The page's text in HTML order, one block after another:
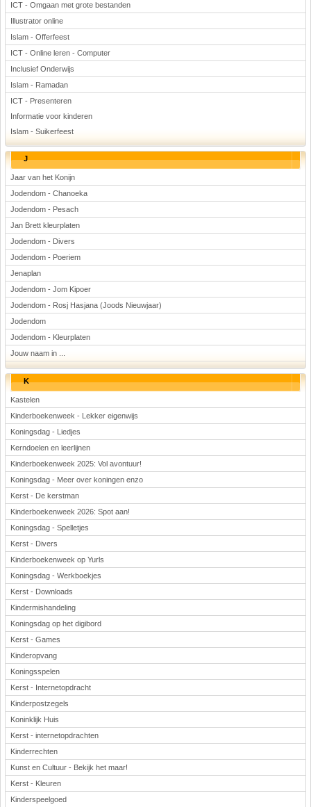
ICT - Omgaan met grote bestanden
Illustrator online
Islam - Offerfeest
ICT - Online leren - Computer
Inclusief Onderwijs
Islam - Ramadan
ICT - Presenteren
Informatie voor kinderen
Islam - Suikerfeest
J
Jaar van het Konijn
Jodendom - Chanoeka
Jodendom - Pesach
Jan Brett kleurplaten
Jodendom - Divers
Jodendom - Poeriem
Jenaplan
Jodendom - Jom Kipoer
Jodendom - Rosj Hasjana (Joods Nieuwjaar)
Jodendom
Jodendom - Kleurplaten
Jouw naam in ...
K
Kastelen
Kinderboekenweek - Lekker eigenwijs
Koningsdag - Liedjes
Kerndoelen en leerlijnen
Kinderboekenweek 2025: Vol avontuur!
Koningsdag - Meer over koningen enzo
Kerst - De kerstman
Kinderboekenweek 2026: Spot aan!
Koningsdag - Spelletjes
Kerst - Divers
Kinderboekenweek op Yurls
Koningsdag - Werkboekjes
Kerst - Downloads
Kindermishandeling
Koningsdag op het digibord
Kerst - Games
Kinderopvang
Koningsspelen
Kerst - Internetopdracht
Kinderpostzegels
Koninklijk Huis
Kerst - internetopdrachten
Kinderrechten
Kunst en Cultuur - Bekijk het maar!
Kerst - Kleuren
Kinderspeelgoed